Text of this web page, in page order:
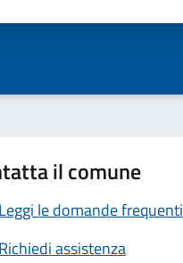
il comune
Leggi le domande frequenti
Richiedi assistenza